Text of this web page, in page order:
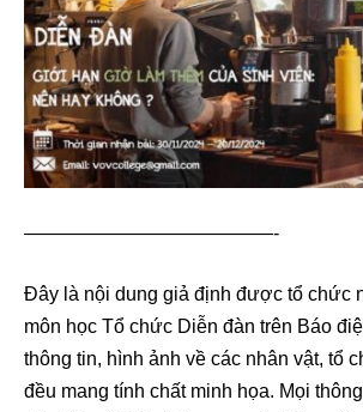
—————————————-
Đây là nội dung giả định được tổ chức
môn học Tổ chức Diễn đàn trên Báo
thông tin, hình ảnh về các nhân vật, tổ
đều mang tính chất minh họa. Mọi